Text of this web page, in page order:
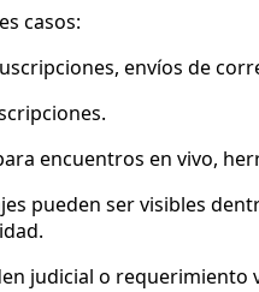
casos:
envíos de
encuentros en vivo,
pueden ser visibles
judicial o requerimiento